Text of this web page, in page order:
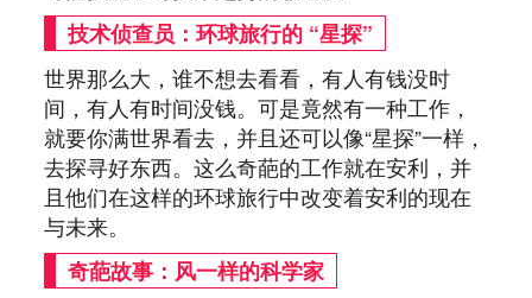
技术侦查员：环球旅行的 “星探”
世界那么大，谁不想去看看，有人有钱没时
间，有人有时间没钱。可是竟然有一种工作，
就要你满世界看去，并且还可以像“星探”一样，
去探寻好东西。这么奇葩的工作就在安利，并
且他们在这样的环球旅行中改变着安利的现在
与未来。
奇葩故事：风一样的科学家